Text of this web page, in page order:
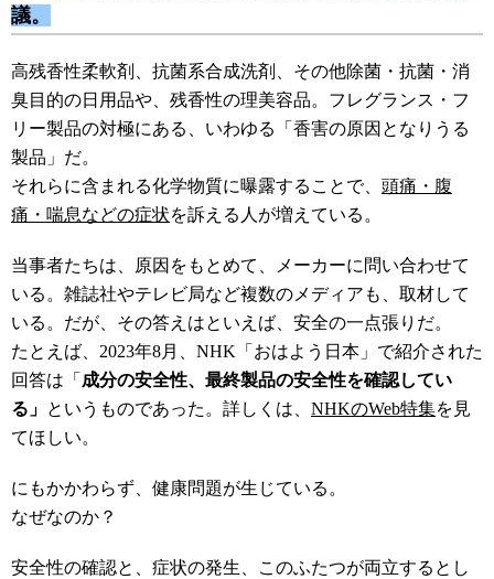
議。
高残香性柔軟剤、抗菌系合成洗剤、その他除菌・抗菌・消
臭目的の日用品や、残香性の理美容品。フレグランス・フ
リー製品の対極にある、いわゆる「香害の原因となりうる
製品」だ。
それらに含まれる化学物質に曝露することで、 頭痛・腹
痛・喘息などの症状を訴える人が増えている。
当事者たちは、原因をもとめて、メーカーに問い合わせて
いる。雑誌社やテレビ局など複数のメディアも、取材して
いる。だが、その答えはといえば、安全の一点張りだ。
たとえば、2023年8月、NHK「おはよう日本」で紹介された
回答は「 成分の安全性、最終製品の安全性を確認してい
る」 というものであった。詳しくは、 NHKのWeb特集を見
てほしい。
にもかかわらず、健康問題が生じている。
なぜなのか？
安全性の確認と、症状の発生、このふたつが両立するとし